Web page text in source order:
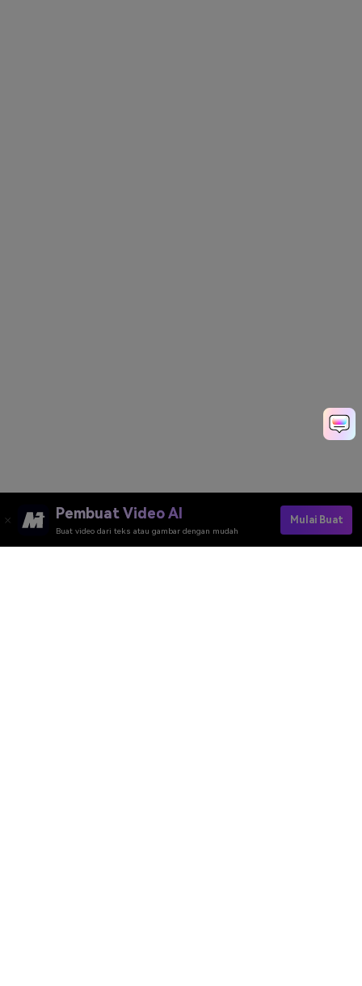
Pembuat Video AI
Buat video dari teks atau gambar dengan mudah
Mulai Buat